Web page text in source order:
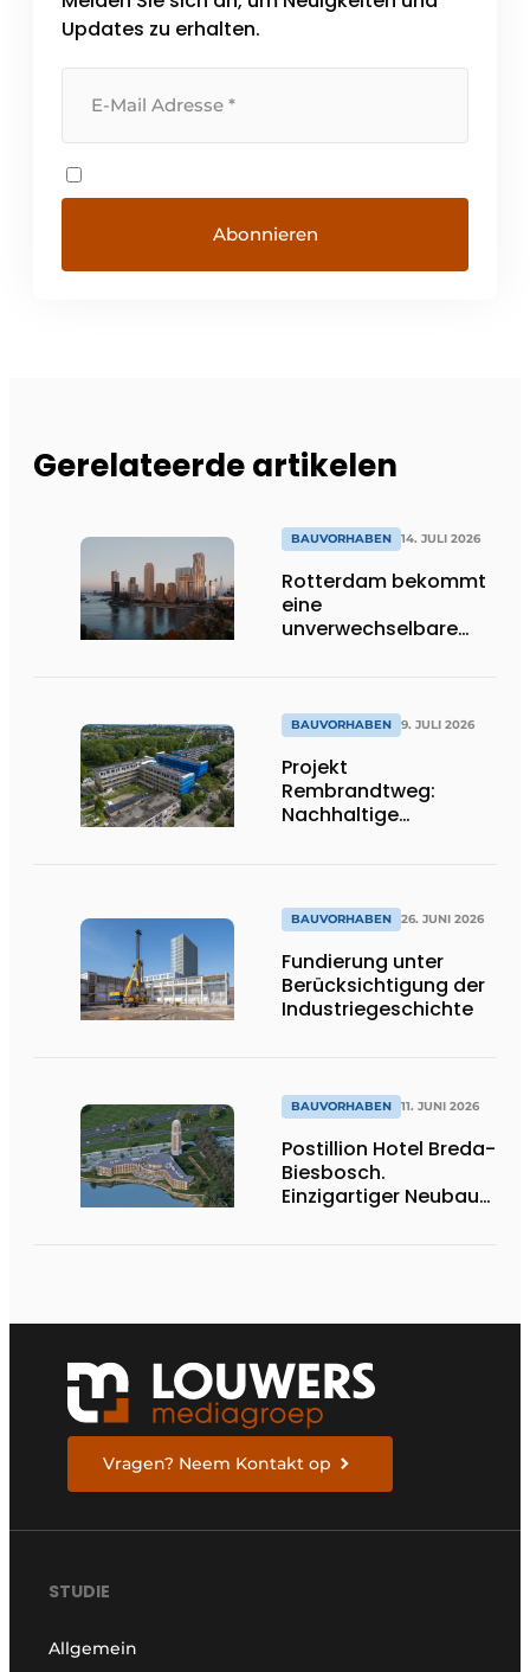
Updates zu erhalten.
Gerelateerde artikelen
BAUVORHABEN 14. JULI 2026
Rotterdam bekommt
eine
unverwechselbare
BAUVORHABEN 9. JULI 2026
Projekt
Rembrandtweg:
Nachhaltige
Haustechnik
BAUVORHABEN 26. JUNI 2026
Fundierung unter
Berücksichtigung der
Industriegeschichte
BAUVORHABEN 11. JUNI 2026
Postillion Hotel Breda-
Biesbosch.
Einzigartiger Neubau
Vragen? Neem Kontakt op
STUDIE
Allgemein